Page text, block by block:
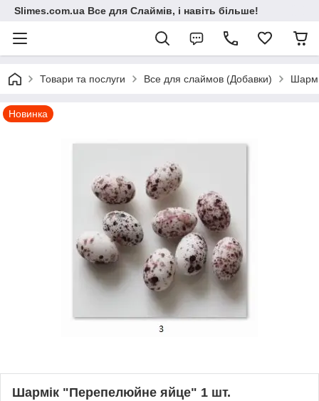
Slimes.com.ua Все для Слаймів, і навіть більше!
Товари та послуги Все для слаймов (Добавки)
Новинка
Шармік "Перепелюйне яйце" 1 шт.